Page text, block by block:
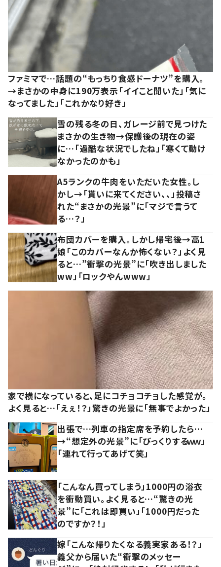
ファミマで…話題の“もっちり食感ドーナツ”を購入。
→まさかの中身に190万表示「イイこと聞いた」「気に
なってました」「これかなり好き」
雪の残る冬の日、ガレージ前で見つけた
まさかの生き物→保護後の現在の姿
に…「過酷な状況でしたね」「寒くて動け
なかったのかも」
A5ランクの牛肉をいただいた女性。し
かし→「貰いに来てください、、」投稿さ
れた“まさかの光景”に「マジで言うて
る…？」
布団カバーを購入。しかし帰宅後→高1
娘「このカバーなんか怖くない？」よく見
ると…”衝撃の光景”に「吹き出しました
ww」「ロックやんwww」
家で横になっていると、足にコチョコチョした感覚が。
よく見ると…「えぇ！？」驚きの光景に「無事でよかった」
出張で…列車の指定席を予約したら…
→“想定外の光景”に「びっくりするｗｗ」
「連れて行ってあげて笑」
「こんなん買ってしまう」1000円の浴衣
を衝動買い。よく見ると…“驚きの光
景”に「これは即買い」「1000円だった
のですか？！」
嫁「こんな帰りたくなる義実家ある！？」
義父から届いた“衝撃のメッセー